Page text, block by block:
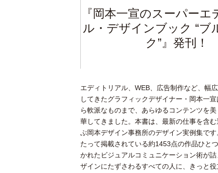
『岡本一宣のスーパー
ル・デザインブック “ブ
ク”』発刊！
エディトリアル、WEB、広告制作など、幅
してきたグラフィックデザイナー・岡本一
ら軟派なものまで、あらゆるコンテンツを
華してきました。本書は、最新の仕事を含
ぶ岡本デザイン事務所のデザイン実例集で
たって掲載されている約1453点の作品ひと
かれたビジュアルコミュニケーション術が
ザインにたずさわるすべての人に、きっと